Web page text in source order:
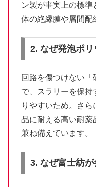
ン製が事実上の標
体の絶縁膜や層間配
2. なぜ発泡ポ
回路を傷つけない
で、スラリーを保持
りやすいため。さ
品に耐える高い耐薬
兼ね備えています。
3. なぜ富士紡